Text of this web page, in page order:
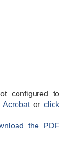
configured to
Acrobatorclick
the PDF